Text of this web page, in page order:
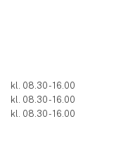
kl. 08.30 - 16.00
kl. 08.30 - 16.00
kl. 08.30 - 16.00